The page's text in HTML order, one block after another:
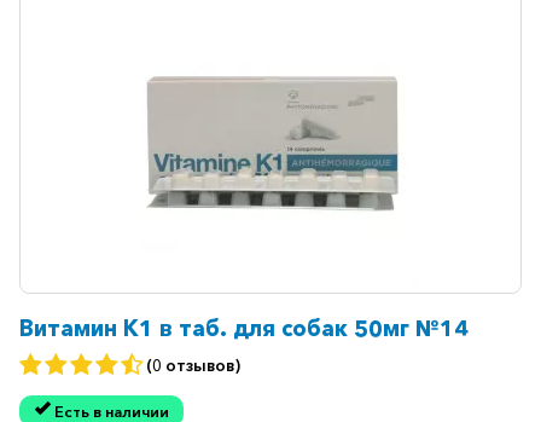
Витамин К1 в таб. для собак 50мг №14
(0 отзывов)
Есть в наличии